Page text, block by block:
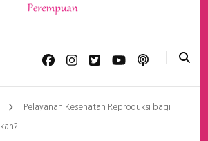
Kesehatan
Pelayanan Kesehatan Reproduksi bagi